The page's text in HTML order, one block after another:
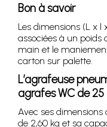
Bon à savoir
Les dimensions (L x
associées à un poids
main et le
carton sur palette.
L’agrafeuse
agrafes WC de
Avec ses
de 2,60 kg et sa